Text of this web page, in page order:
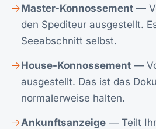
Master-Konnossement —
den Spediteur ausgestellt.
Seeabschnitt selbst.
House-Konnossement —
ausgestellt. Das ist das
normalerweise halten.
Ankunftsanzeige — Teilt